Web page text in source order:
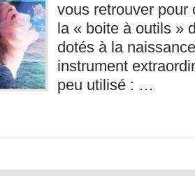
vous retrouver pour
la « boite à outils »
dotés à la
instrument
peu utilisé : …